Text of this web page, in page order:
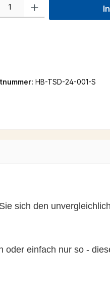
Anzahl: Gib den gewünschten
HB-TSD-24-001-S
sich den
einfach nur so -